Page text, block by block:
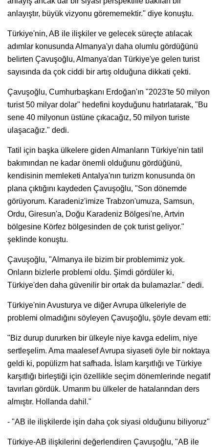
anlayıştır, büyük vizyonu görememektir." diye konuştu.
Türkiye'nin, AB ile ilişkiler ve gelecek süreçte atılacak
adımlar konusunda Almanya'yı daha olumlu gördüğünü
belirten Çavuşoğlu, Almanya'dan Türkiye'ye gelen turist
sayısında da çok ciddi bir artış olduğuna dikkati çekti.
Çavuşoğlu, Cumhurbaşkanı Erdoğan'ın "2023'te 50 milyon
turist 50 milyar dolar" hedefini koyduğunu hatırlatarak, "Bu
sene 40 milyonun üstüne çıkacağız, 50 milyon turiste
ulaşacağız." dedi.
Tatil için başka ülkelere giden Almanların Türkiye'nin tatil
bakımından ne kadar önemli olduğunu gördüğünü,
kendisinin memleketi Antalya'nın turizm konusunda ön
plana çıktığını kaydeden Çavuşoğlu, "Son dönemde
görüyorum. Karadeniz'imize Trabzon'umuza, Samsun,
Ordu, Giresun'a, Doğu Karadeniz Bölgesi'ne, Artvin
bölgesine Körfez bölgesinden de çok turist geliyor."
şeklinde konuştu.
Çavuşoğlu, "Almanya ile bizim bir problemimiz yok.
Onların bizlerle problemi oldu. Şimdi gördüler ki,
Türkiye'den daha güvenilir bir ortak da bulamazlar." dedi.
Türkiye'nin Avusturya ve diğer Avrupa ülkeleriyle de
problemi olmadığını söyleyen Çavuşoğlu, şöyle devam etti:
"Biz durup dururken bir ülkeyle niye kavga edelim, niye
sertleşelim. Ama maalesef Avrupa siyaseti öyle bir noktaya
geldi ki, popülizm hat safhada. İslam karşıtlığı ve Türkiye
karşıtlığı birleştiği için özellikle seçim dönemlerinde negatif
tavırları gördük. Umarım bu ülkeler de hatalarından ders
almıştır. Hollanda dahil."
- "AB ile ilişkilerde işin daha çok siyasi olduğunu biliyoruz"
Türkiye-AB ilişkilerini değerlendiren Çavuşoğlu, "AB ile